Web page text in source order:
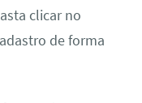
clicar no
de forma